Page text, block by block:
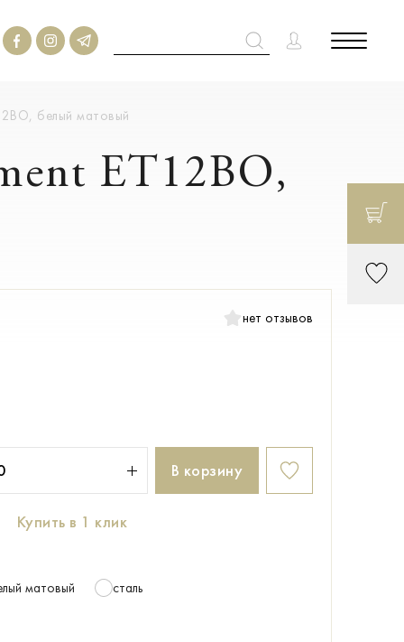
белый матовый
ET12BO,
нет отзывов
В корзину
Купить в 1 клик
матовый сталь